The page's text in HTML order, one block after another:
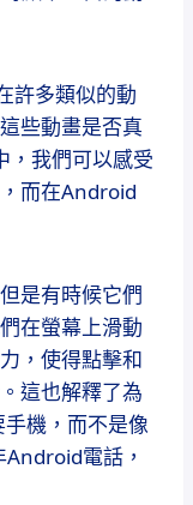
許多類似的動
些動畫是否真
，我們可以感受
而在Android
是有時候它們
在螢幕上滑動
，使得點擊和
這也解釋了為
機，而不是像
電話，